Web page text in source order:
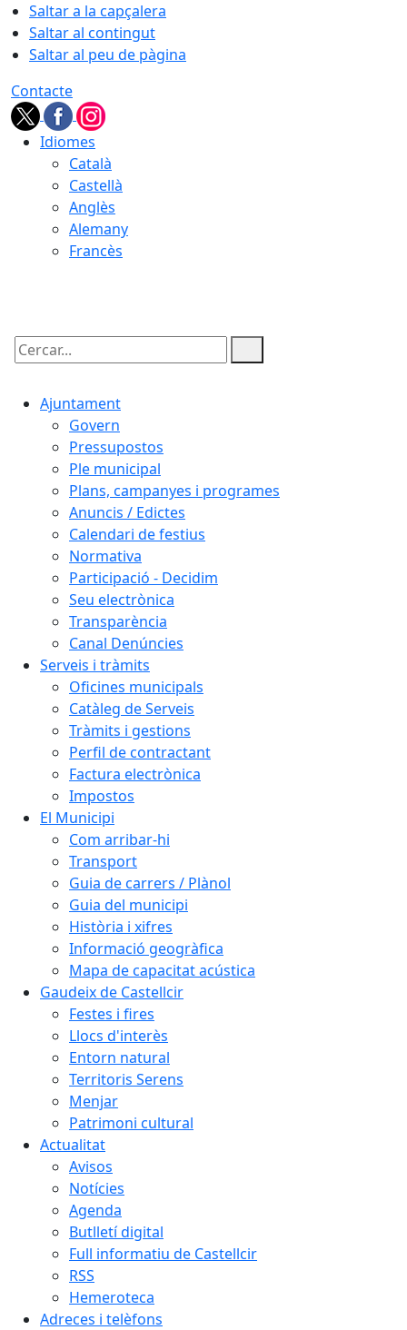
Saltar a la capçalera
Saltar al contingut
Saltar al peu de pàgina
Contacte
Idiomes
Català
Castellà
Anglès
Alemany
Francès
Cercar:
Ajuntament
Govern
Pressupostos
Ple municipal
Plans, campanyes i programes
Anuncis / Edictes
Calendari de festius
Normativa
Participació - Decidim
Seu electrònica
Transparència
Canal Denúncies
Serveis i tràmits
Oficines municipals
Catàleg de Serveis
Tràmits i gestions
Perfil de contractant
Factura electrònica
Impostos
El Municipi
Com arribar-hi
Transport
Guia de carrers / Plànol
Guia del municipi
Història i xifres
Informació geogràfica
Mapa de capacitat acústica
Gaudeix de Castellcir
Festes i fires
Llocs d'interès
Entorn natural
Territoris Serens
Menjar
Patrimoni cultural
Actualitat
Avisos
Notícies
Agenda
Butlletí digital
Full informatiu de Castellcir
RSS
Hemeroteca
Adreces i telèfons